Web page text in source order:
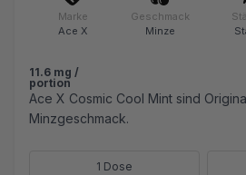
Marke
Ace X
Geschmack
Minze
11.6 mg /
portion
Ace X Cosmic Cool Mint sind
Minzgeschmack.
1 Dose